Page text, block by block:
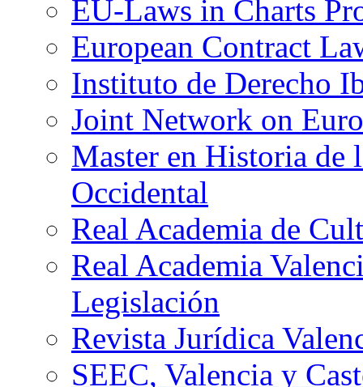
EU-Laws in Charts
European Contract
Instituto de Derecho
Joint Network on
Master en Historia de
Occidental
Real Academia de
Real Academia
Legislación
Revista Jurídica
SEEC, Valencia y